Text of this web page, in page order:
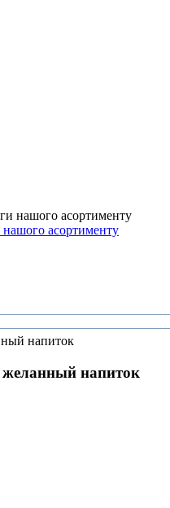
нашого асортименту
напиток
желанный напиток